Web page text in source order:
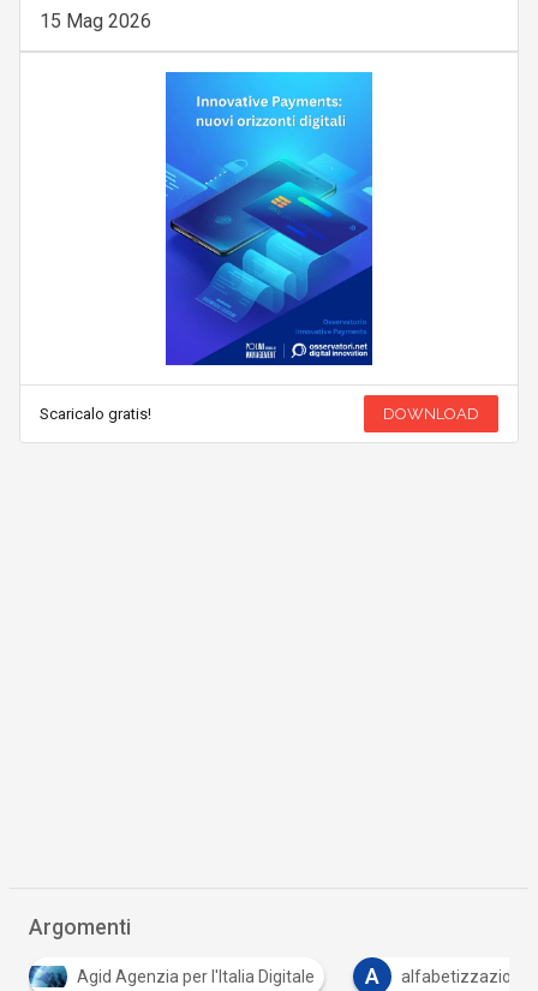
15 Mag 2026
Scaricalo gratis! DOWNLOAD
Argomenti
A alfabetizzazione digitale C cultura D digital